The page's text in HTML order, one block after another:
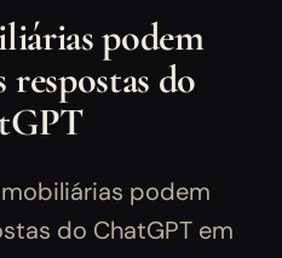
podem
respostas do
podem
do ChatGPT em